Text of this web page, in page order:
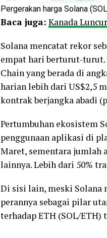
Pergerakan harga Solana
Baca juga: Kanada
Solana mencatat rekor
empat hari berturut-turut.
Chain yang berada di
harian lebih dari US$2,5
kontrak berjangka abadi
Pertumbuhan ekosistem
penggunaan aplikasi di
Maret, sementara jumlah
lainnya. Lebih dari 50%
Di sisi lain, meski Solana
perannya sebagai pilar
terhadap ETH (SOL/